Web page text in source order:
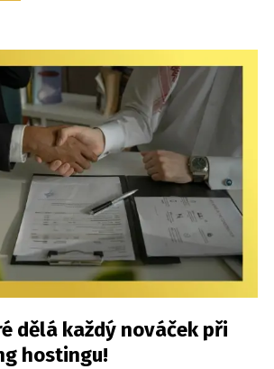
dělá každý nováček při
hostingu!